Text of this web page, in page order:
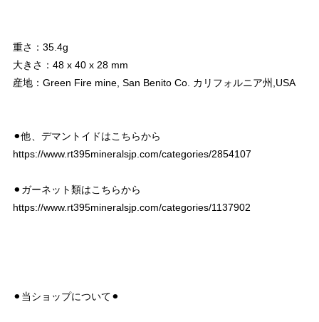
重さ：35.4g
大きさ：48 x 40 x 28 mm
産地：Green Fire mine, San Benito Co. カリフォルニア州,USA
⚫︎他、デマントイドはこちらから
https://www.rt395mineralsjp.com/categories/2854107
⚫︎ガーネット類はこちらから
https://www.rt395mineralsjp.com/categories/1137902
⚫︎当ショップについて⚫︎